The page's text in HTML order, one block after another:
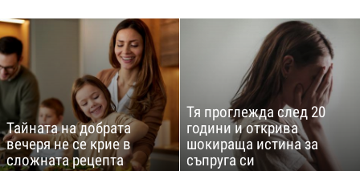
Тайната на добрата
вечеря не се крие в
сложната рецепта
Тя проглежда след 20
години и открива
шокираща истина за
съпруга си